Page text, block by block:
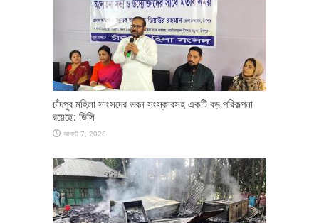
চাঁদপুর মহিলা সাংসদের ভবন সংস্কারসহ একটি বড় পরিকল্পনা
রয়েছে: ডিসি
আগস্ট 7, 2026